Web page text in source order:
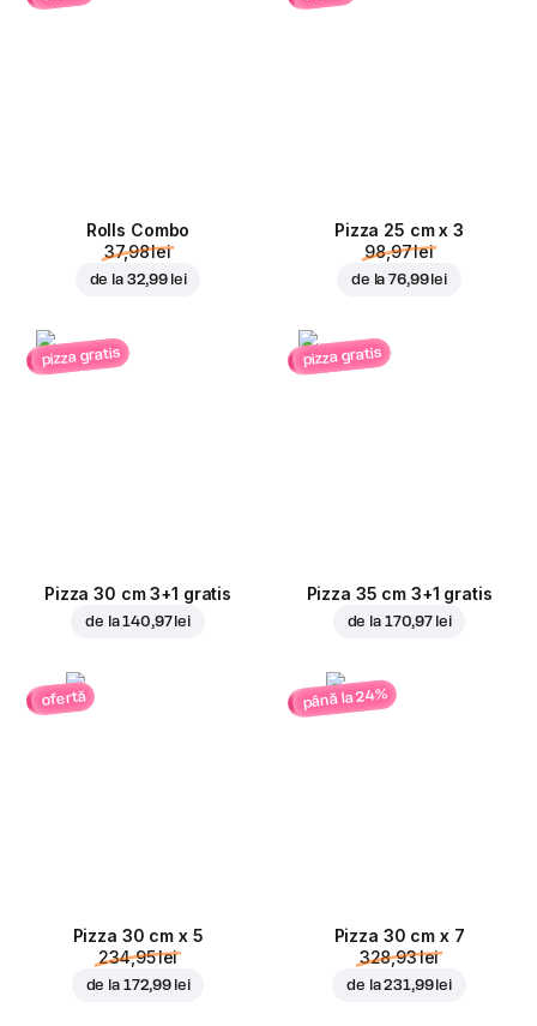
Rolls Combo
37,98 lei
de la 32,99 lei
Pizza 25 cm x 3
98,97 lei
de la76,99 lei
pizza gratis
Pizza 30 cm 3+1 gratis
de la140,97 lei
pizza gratis
Pizza 35 cm 3+1 gratis
de la 170,97 lei
ofertă
Pizza 30 cm x 5
234,95 lei
de la 172,99 lei
până la 24%
Pizza 30 cm x 7
328,93 lei
de la231,99 lei